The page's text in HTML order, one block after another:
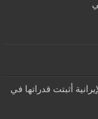
أثبتت قدراتها في